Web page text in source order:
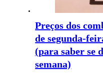
Preços dos
de segunda-
(para saber se
semana)